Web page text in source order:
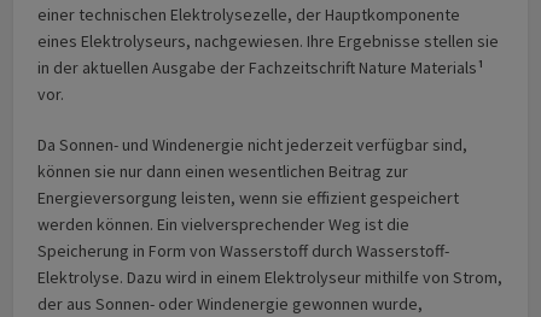
einer technischen Elektrolysezelle, der Hauptkomponente
eines Elektrolyseurs, nachgewiesen. Ihre Ergebnisse stellen sie
in der aktuellen Ausgabe der Fachzeitschrift Nature Materials¹
vor.
Da Sonnen- und Windenergie nicht jederzeit verfügbar sind,
können sie nur dann einen wesentlichen Beitrag zur
Energieversorgung leisten, wenn sie effizient gespeichert
werden können. Ein vielversprechender Weg ist die
Speicherung in Form von Wasserstoff durch Wasserstoff-
Elektrolyse. Dazu wird in einem Elektrolyseur mithilfe von Strom,
der aus Sonnen- oder Windenergie gewonnen wurde,